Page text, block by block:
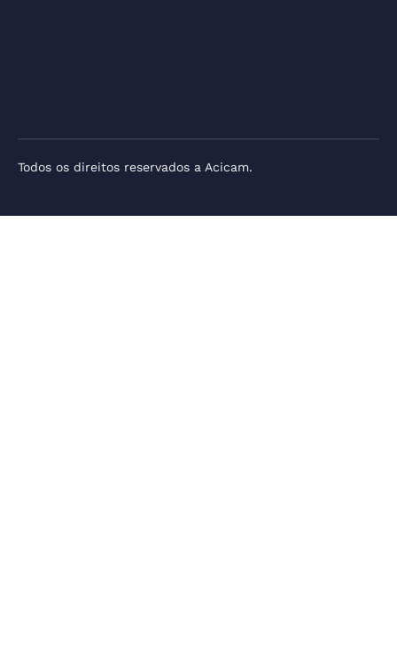
Todos os direitos reservados a Acicam.